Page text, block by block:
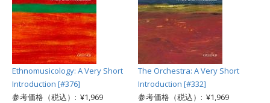
Ethnomusicology: A Very Short
Introduction [#376]
参考価格（税込）: ¥1,969
The Orchestra: A Very Short
Introduction [#332]
参考価格（税込）: ¥1,969